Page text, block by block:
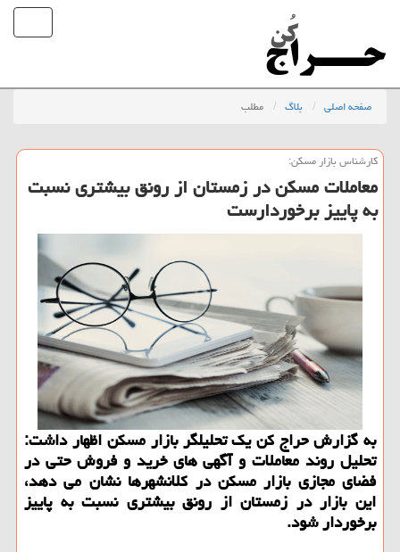
صفحه اصلی بلاگ مطلب
كارشناس بازار مسكن:
معاملات مسكن در زمستان از رونق بیشتری نسبت
به پاییز برخوردارست
به گزارش حراج كن یك تحلیلگر بازار مسكن اظهار داشت:
تحلیل روند معاملات و آگهی های خرید و فروش حتی در
فضای مجازی بازار مسكن در كلانشهرها نشان می دهد،
این بازار در زمستان از رونق بیشتری نسبت به پاییز
برخوردار شود.